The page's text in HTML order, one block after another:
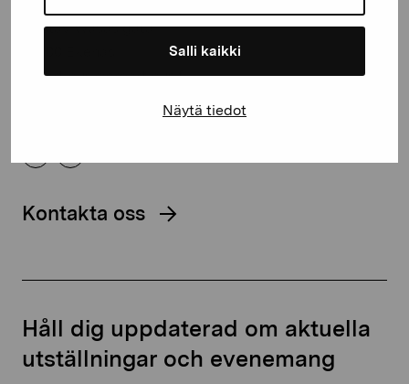
Salli kaikki
Näytä tiedot
Gustav Wasas gata 11
proartibus@proartibus.fi
Kontakta oss
Håll dig uppdaterad om aktuella
utställningar och evenemang